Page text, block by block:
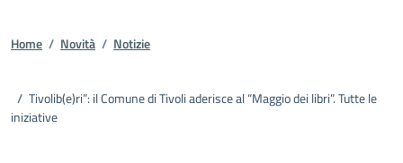
Home / Novità / Notizie
/ Tivolib(e)ri”: il Comune di Tivoli aderisce al “Maggio dei libri”. Tutte le
iniziative